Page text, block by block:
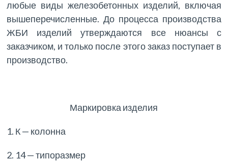
любые виды железобетонных изделий, включая
вышеперечисленные. До процесса производства
ЖБИ изделий утверждаются все нюансы с
заказчиком, и только после этого заказ поступает в
производство.
Маркировка изделия
1. К — колонна
2. 14 — типоразмер